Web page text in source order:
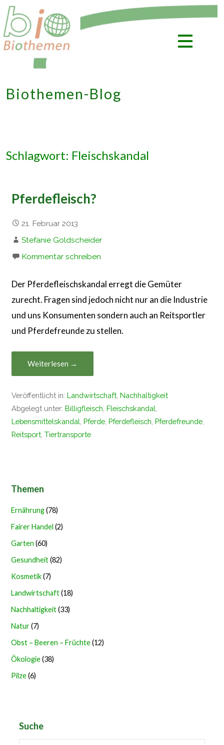
Zum
Inhalt
springen
Biothemen-Blog
Schlagwort: Fleischskandal
Pferdefleisch?
21. Februar 2013
Stefanie Goldscheider
Kommentar schreiben
Der Pferdefleischskandal erregt die Gemüter
zurecht. Fragen sind jedoch nicht nur an die Industrie
und uns Konsumenten sondern auch an Reitsportler
und Pferdefreunde zu stellen.
Weiterlesen →
Veröffentlicht in:Landwirtschaft ,Nachhaltigkeit
Abgelegt unter:Billigfleisch ,Fleischskandal
Lebensmittelskandal ,Pferde ,Pferdefleisch ,Pferdefreunde
Reitsport ,Tiertransporte
Themen
Ernährung(78)
Fairer Handel (2)
Garten (60)
Gesundheit(82)
Kosmetik(7)
Landwirtschaft(18)
Nachhaltigkeit(33)
Natur(7)
Obst – Beeren – Früchte(12)
Ökologie(38)
Pilze(6)
Suche